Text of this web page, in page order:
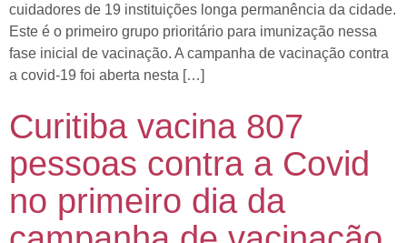
cuidadores de 19 instituições longa permanência da cidade.
Este é o primeiro grupo prioritário para imunização nessa
fase inicial de vacinação. A campanha de vacinação contra
a covid-19 foi aberta nesta […]
Curitiba vacina 807
pessoas contra a Covid
no primeiro dia da